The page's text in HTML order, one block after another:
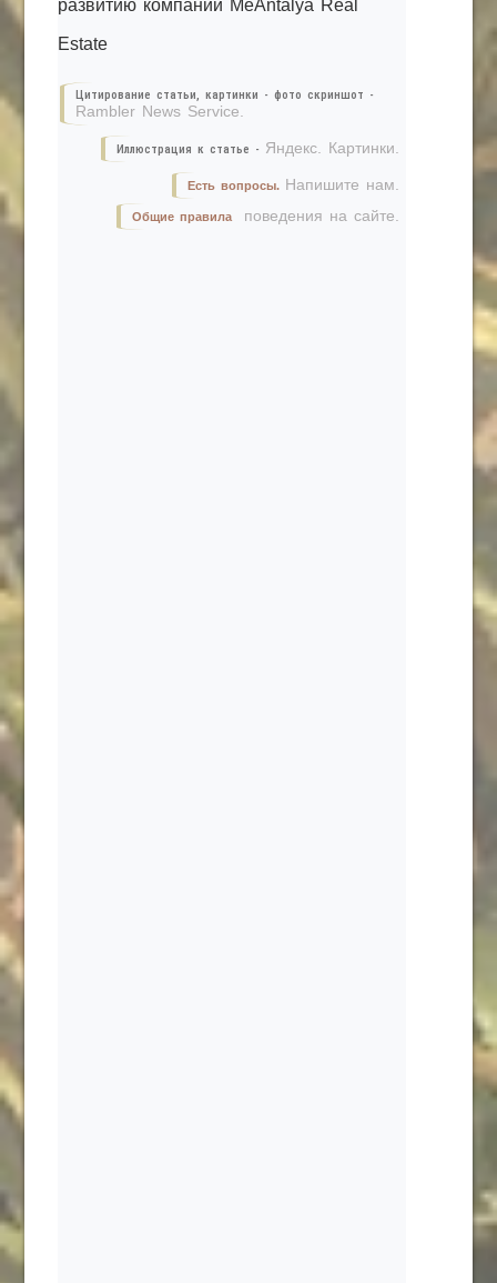
развитию компании MeAntalya Real
Estate
Цитирование статьи, картинки - фото скриншот -
Rambler News Service.
Иллюстрация к статье - Яндекс. Картинки.
Есть вопросы. Напишите нам.
Общие правила поведения на сайте.